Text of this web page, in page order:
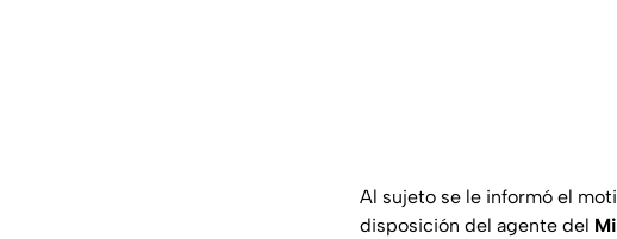
Al sujeto se le informó el
disposición del agente del